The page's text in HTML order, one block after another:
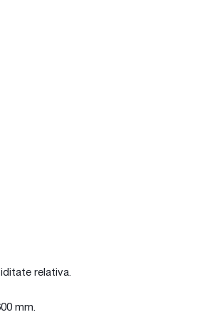
relativa.
mm.